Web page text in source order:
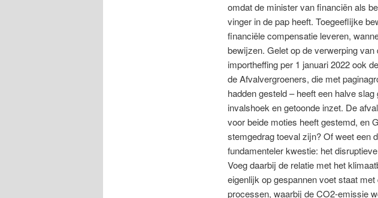
omdat de minister van financiën als
vinger in de pap heeft. Toegeeflijke
financiële compensatie leveren,
bewijzen. Gelet op de verwerping
importheffing per 1 januari 2022 ook
de Afvalvergroeners, die met
hadden gesteld – heeft een halve
invalshoek en getoonde inzet. De
voor beide moties heeft gestemd, en
stemgedrag toeval zijn? Of weet een
fundamenteler kwestie: het
Voeg daarbij de relatie met het
eigenlijk op gespannen voet staat
processen, waarbij de CO2-emissie